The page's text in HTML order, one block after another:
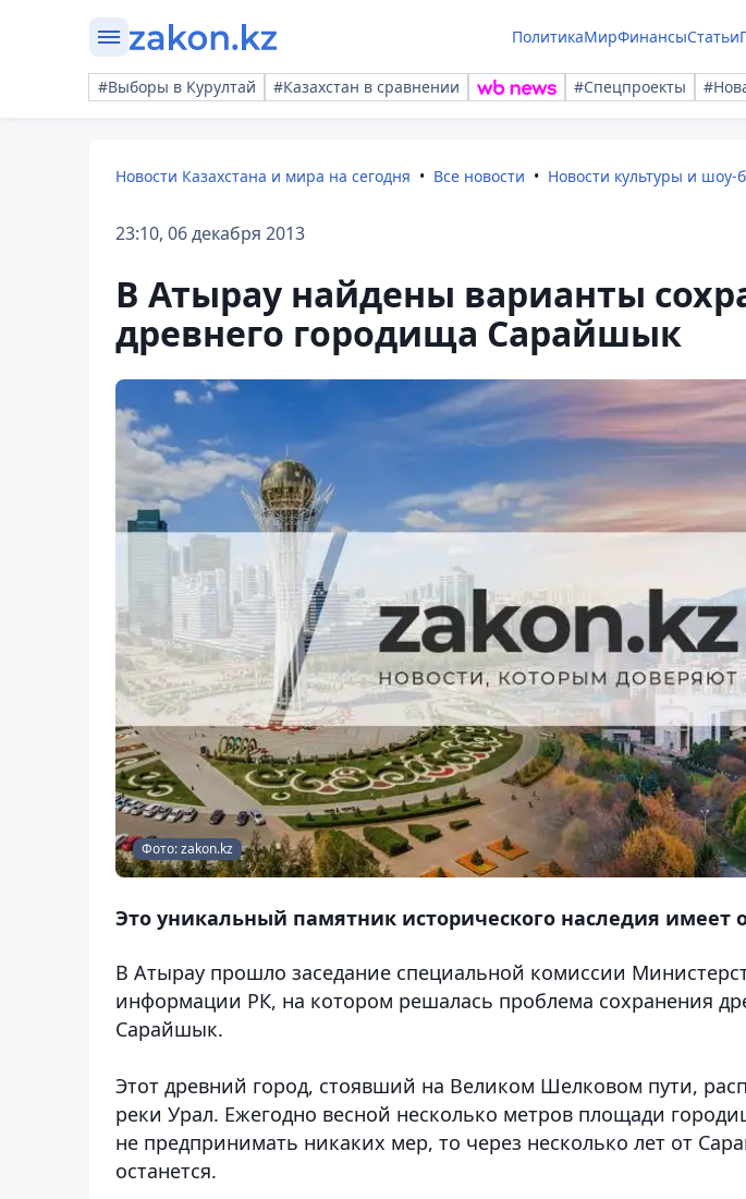
ПолитикаМирФинансыСтатьи
#Выборы в Курултай #Казахстан в сравнении #Спецпроекты
Новости Казахстана и мира на сегодня Все новости Новости культуры и шоу-
23:10, 06 декабря 2013
В Атырау найдены варианты
древнего городища Сарайшык
Фото: zakon.kz
Это уникальный памятник исторического наследия имеет
В Атырау прошло заседание специальной комиссии
информации РК, на котором решалась проблема сохранения
Сарайшык.
Этот древний город, стоявший на Великом Шелковом пути,
реки Урал. Ежегодно весной несколько метров площади
не предпринимать никаких мер, то через несколько лет от
останется.